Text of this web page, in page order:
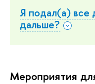
Я подал(а) все
дальше?
Мероприятия